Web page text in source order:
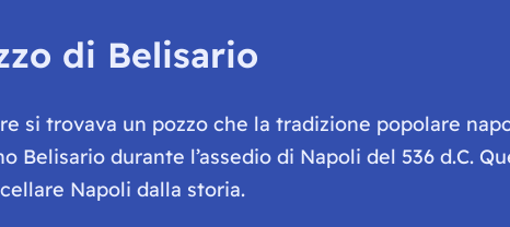
di Belisario
si trovava un pozzo che la tradizione popolare
Belisario durante l’assedio di Napoli del 536 d.C.
Napoli dalla storia.